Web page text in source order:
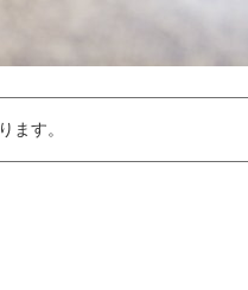
ます。